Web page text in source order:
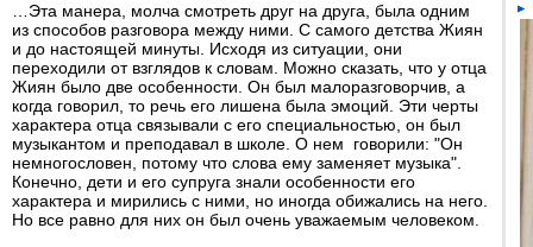
…Эта манера, молча смотреть друг на друга, была одним
из способов разговора между ними. С самого детства Жиян
и до настоящей минуты. Исходя из ситуации, они
переходили от взглядов к словам. Можно сказать, что у отца
Жиян было две особенности. Он был малоразговорчив, а
когда говорил, то речь его лишена была эмоций. Эти черты
характера отца связывали с его специальностью, он был
музыкантом и преподавал в школе. О нем говорили: "Он
немногословен, потому что слова ему заменяет музыка".
Конечно, дети и его супруга знали особенности его
характера и мирились с ними, но иногда обижались на него.
Но все равно для них он был очень уважаемым человеком.